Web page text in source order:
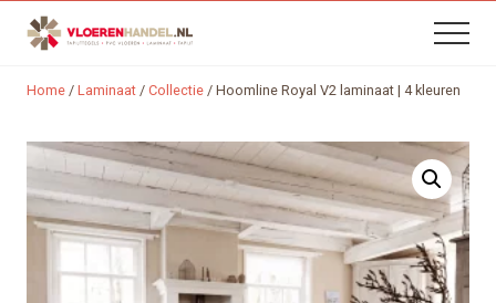
Menu
Skip
Skip
Menu
Home / Laminaat / Collectie / Hoomline Royal V2 laminaat | 4 kleuren